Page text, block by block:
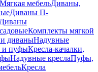
Мягкая мебельДиваны,
Диваны П-
Диваны
Комплекты мягкой
и диваныНадувные
и пуфыКресла-качалки,
Надувные креслаПуфы,
Кресла